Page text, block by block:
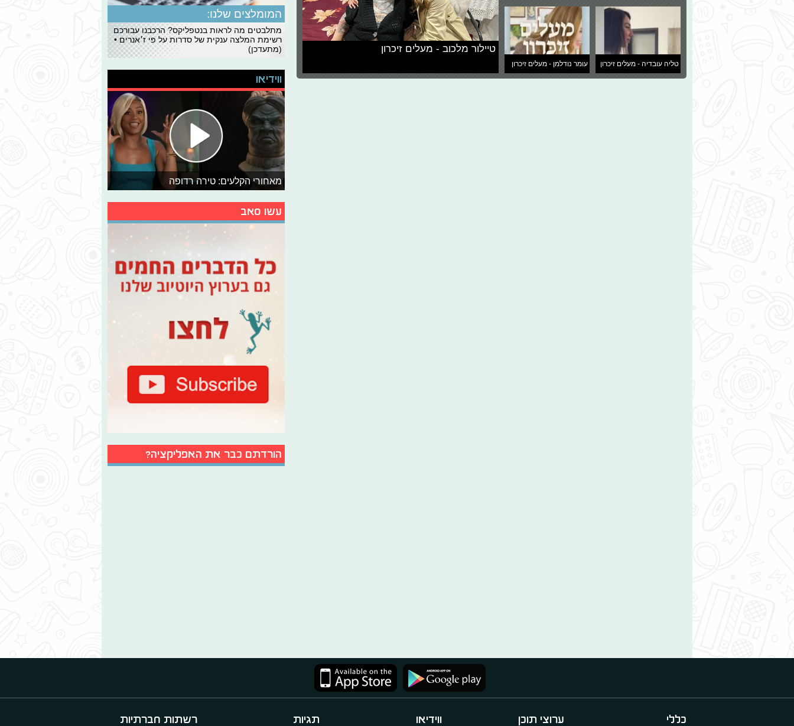
טליה עובדיה - מעלים זיכרון עומר נודלמן - מעלים זיכרון
טיילור מלכוב - מעלים זיכרון
המומלצים שלנו:
מתלבטים מה לראות בנטפליקס? הרכבנו עבורכם
רשימת המלצה ענקית של סדרות על פי ז׳אנרים •
(מתעדכן)
ווידיאו
מאחורי הקלעים: טירה רדופה
עשו סאב
הורדתם כבר את האפליקציה?
כללי ערוצי תוכן ווידיאו תגיות רשתות חברתיות